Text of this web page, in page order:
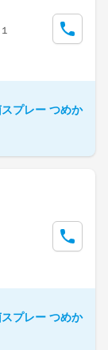
プレー つめか
プレー つめか